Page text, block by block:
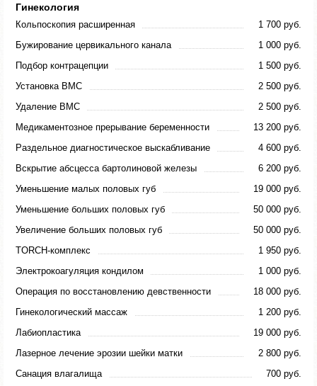
Гинекология
Кольпоскопия расширенная
1 700 руб.
Бужирование цервикального канала
1 000 руб.
Подбор контрацепции
1 500 руб.
Установка ВМС
2 500 руб.
Удаление ВМС
2 500 руб.
Медикаментозное прерывание беременности
13 200 руб.
Раздельное диагностическое выскабливание
4 600 руб.
Вскрытие абсцесса бартолиновой железы
6 200 руб.
Уменьшение малых половых губ
19 000 руб.
Уменьшение больших половых губ
50 000 руб.
Увеличение больших половых губ
50 000 руб.
TORCH-комплекс
1 950 руб.
Электрокоагуляция кондилом
1 000 руб.
Операция по восстановлению девственности
18 000 руб.
Гинекологический массаж
1 200 руб.
Лабиопластика
19 000 руб.
Лазерное лечение эрозии шейки матки
2 800 руб.
Санация влагалища
700 руб.